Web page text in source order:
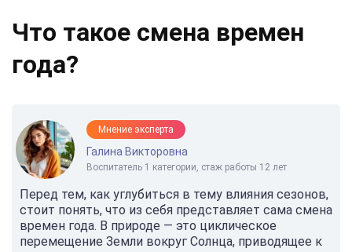
Что такое смена времен
года?
Мнение эксперта
Галина Викторовна
Воспитатель 1 категории, стаж работы 12 лет
Перед тем, как углубиться в тему влияния сезонов,
стоит понять, что из себя представляет сама смена
времен года. В природе — это циклическое
перемещение Земли вокруг Солнца, приводящее к